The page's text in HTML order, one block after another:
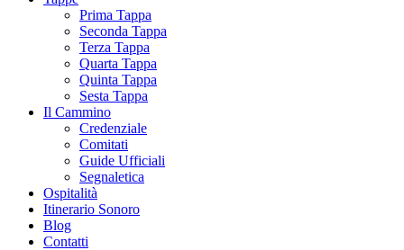
Prima Tappa
Seconda Tappa
Terza Tappa
Quarta Tappa
Quinta Tappa
Sesta Tappa
Il Cammino
Credenziale
Comitati
Guide Ufficiali
Segnaletica
Ospitalità
Itinerario Sonoro
Blog
Contatti